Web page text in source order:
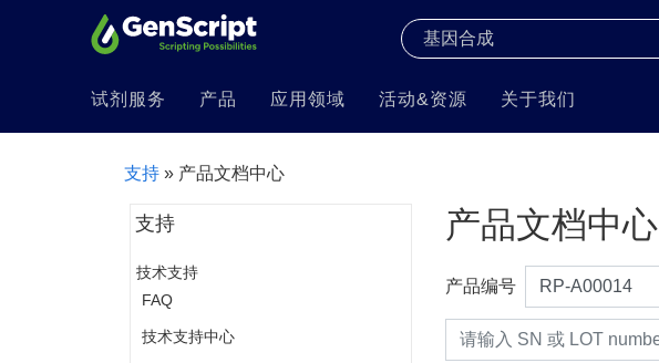
试剂服务 产品 应用领域 活动&资源 关于我们
支持 » 产品文档中心
支持
技术支持
FAQ
技术支持中心
产品文档中心
产品编号